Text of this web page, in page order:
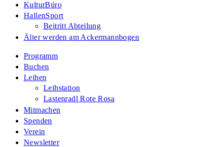
KulturBüro
HallenSport
Beitritt Abteilung
Älter werden am Ackermannbogen
Programm
Buchen
Leihen
Leihstation
Lastenradl Rote Rosa
Mitmachen
Spenden
Verein
Newsletter